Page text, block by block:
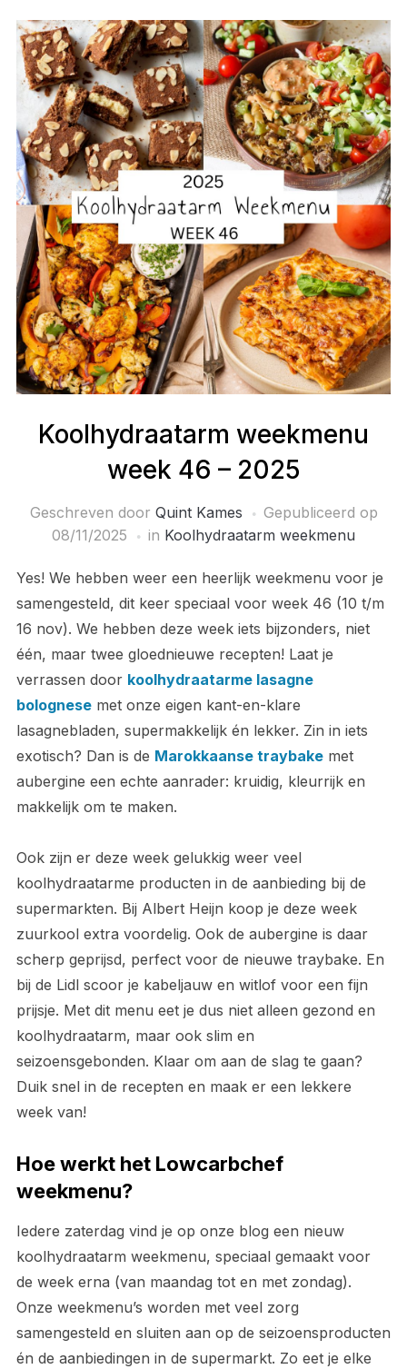
Koolhydraatarm weekmenu
week 46 – 2025
Geschreven door Quint Kames
Gepubliceerd op
08/11/2025
in Koolhydraatarm weekmenu
Yes! We hebben weer een heerlijk weekmenu voor je
samengesteld, dit keer speciaal voor week 46 (10 t/m
16 nov). We hebben deze week iets bijzonders, niet
één, maar twee gloednieuwe recepten! Laat je
verrassen door koolhydraatarme lasagne
bolognesemet onze eigen kant-en-klare
lasagnebladen, supermakkelijk én lekker. Zin in iets
exotisch? Dan is de Marokkaanse traybakemet
aubergine een echte aanrader: kruidig, kleurrijk en
makkelijk om te maken.
Ook zijn er deze week gelukkig weer veel
koolhydraatarme producten in de aanbieding bij de
supermarkten. Bij Albert Heijn koop je deze week
zuurkool extra voordelig. Ook de aubergine is daar
scherp geprijsd, perfect voor de nieuwe traybake. En
bij de Lidl scoor je kabeljauw en witlof voor een fijn
prijsje. Met dit menu eet je dus niet alleen gezond en
koolhydraatarm, maar ook slim en
seizoensgebonden. Klaar om aan de slag te gaan?
Duik snel in de recepten en maak er een lekkere
week van!
Hoe werkt het Lowcarbchef
weekmenu?
Iedere zaterdag vind je op onze blog een nieuw
koolhydraatarm weekmenu, speciaal gemaakt voor
de week erna (van maandag tot en met zondag).
Onze weekmenu’s worden met veel zorg
samengesteld en sluiten aan op de seizoensproducten
én de aanbiedingen in de supermarkt. Zo eet je elke